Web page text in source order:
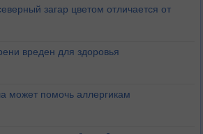
загар цветом отличается от
вреден для здоровья
может помочь аллергикам